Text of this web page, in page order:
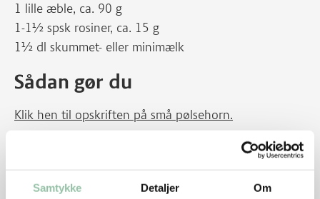
Samtykke Detaljer Om
1 lille æble, ca. 90 g
1-1½ spsk rosiner, ca. 15 g
1½ dl skummet- eller minimælk
Sådan gør du
Klik hen til opskriften på små pølsehorn.
Kom dem derefter i koldt vand. Lad dem dryppe
af. Tør dem evt. i køkkenrulle før de pakkes ind til